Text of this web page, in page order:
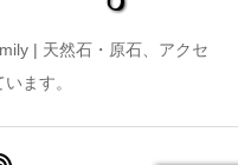
| 天然石・原石、アクセ
ます。